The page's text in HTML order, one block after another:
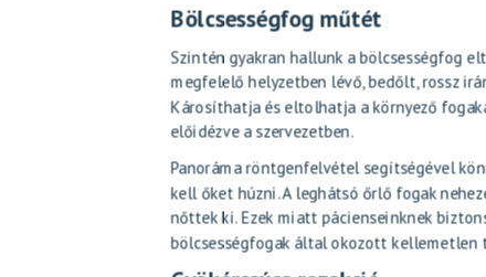
Bölcsességfog műtét
Szintén gyakran hallunk abölcsességfog
megfelelő helyzetben lévő, bedőlt, rossz
Károsíthatja és eltolhatja a környező
előidézve a szervezetben.
Panoráma röntgenfelvétel segítségével
kell őket húzni. A leghátsó őrlő fogak
nőttek ki. Ezek miatt pácienseinknek
bölcsességfogak által okozott